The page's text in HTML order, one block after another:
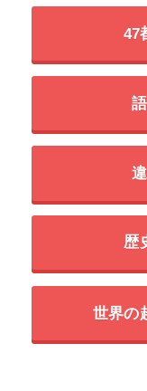
47
歴
世界の